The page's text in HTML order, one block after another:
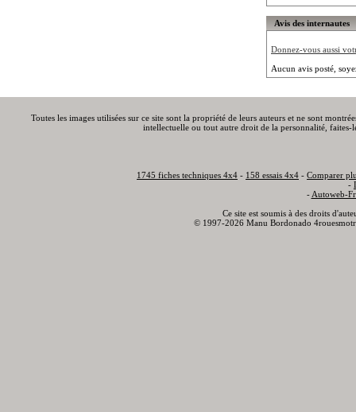
Avis des internautes
Donnez-vous aussi
Aucun avis posté,
Toutes les images utilisées sur ce site sont la propriété de leurs auteurs et ne sont
intellectuelle ou tout autre droit de la personnalité,
1745 fiches techniques 4x4 - 158 essais 4x4 - Comparer
-
- Autoweb-
Ce site est soumis à des droits
© 1997-2026 Manu Bordonado